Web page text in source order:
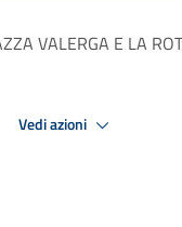
VALERGA E LA
Vedi azioni